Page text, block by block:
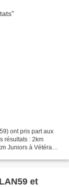
ont pris part aux
résultats : 2km
Juniors à Vétérans
et